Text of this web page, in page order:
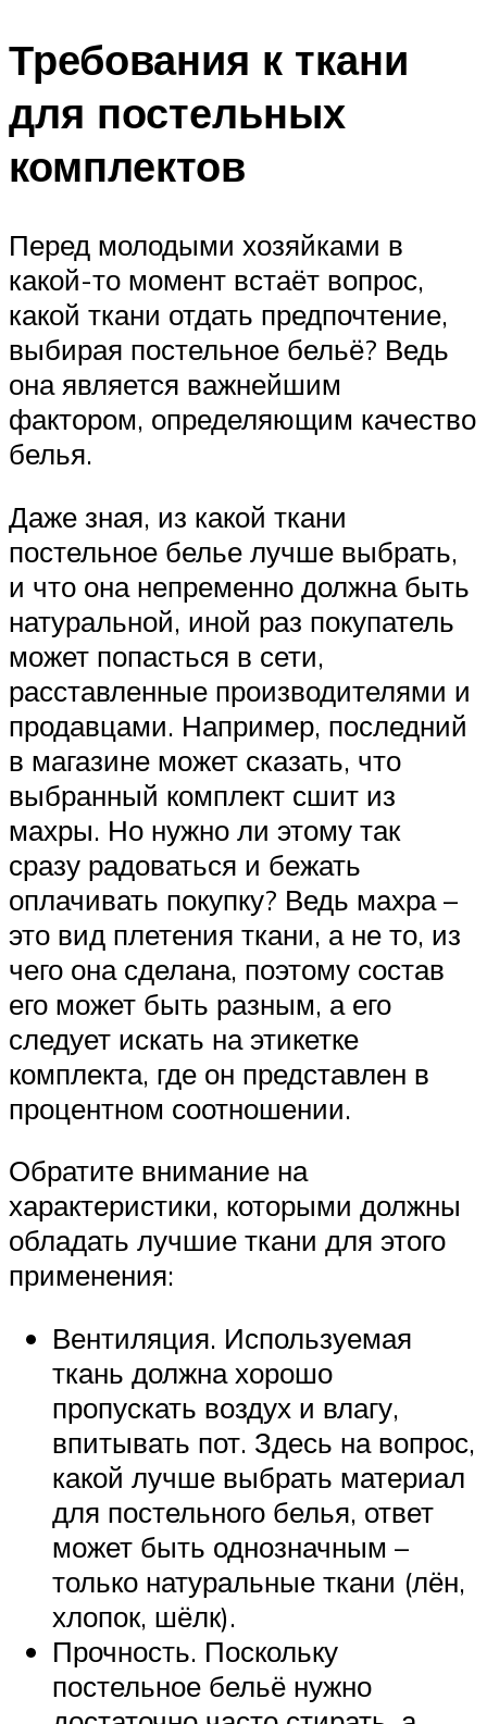
Требования к ткани
для постельных
комплектов
Перед молодыми хозяйками в
какой-то момент встаёт вопрос,
какой ткани отдать предпочтение,
выбирая постельное бельё? Ведь
она является важнейшим
фактором, определяющим качество
белья.
Даже зная, из какой ткани
постельное белье лучше выбрать,
и что она непременно должна быть
натуральной, иной раз покупатель
может попасться в сети,
расставленные производителями и
продавцами. Например, последний
в магазине может сказать, что
выбранный комплект сшит из
махры. Но нужно ли этому так
сразу радоваться и бежать
оплачивать покупку? Ведь махра –
это вид плетения ткани, а не то, из
чего она сделана, поэтому состав
его может быть разным, а его
следует искать на этикетке
комплекта, где он представлен в
процентном соотношении.
Обратите внимание на
характеристики, которыми должны
обладать лучшие ткани для этого
применения:
Вентиляция. Используемая
ткань должна хорошо
пропускать воздух и влагу,
впитывать пот. Здесь на вопрос,
какой лучше выбрать материал
для постельного белья, ответ
может быть однозначным –
только натуральные ткани (лён,
хлопок, шёлк).
Прочность. Поскольку
постельное бельё нужно